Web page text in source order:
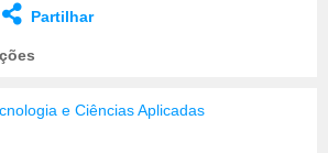
Partilhar
e Ciências Aplicadas